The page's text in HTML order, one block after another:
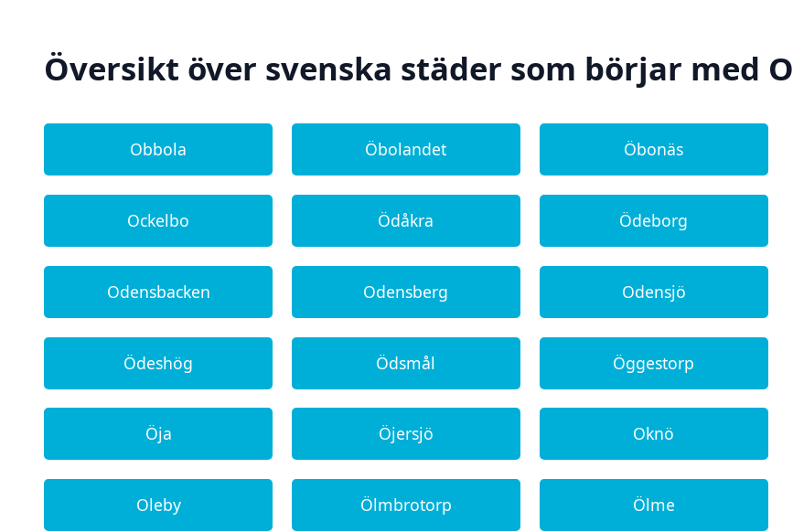
Översikt över svenska städer som börjar med O
Obbola Öbolandet Öbonäs
Ockelbo Ödåkra Ödeborg
Odensbacken Odensberg Odensjö
Ödeshög Ödsmål Öggestorp
Öja Öjersjö Oknö
Oleby Ölmbrotorp Ölme